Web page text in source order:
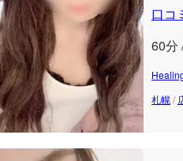
口コ
60分
札幌/